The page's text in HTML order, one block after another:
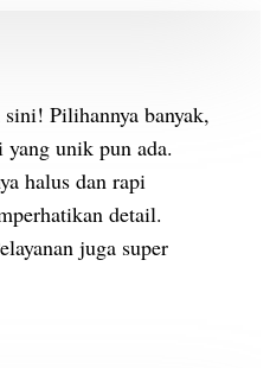
Pilihannya banyak,
unik pun ada.
halus dan rapi
detail.
juga super